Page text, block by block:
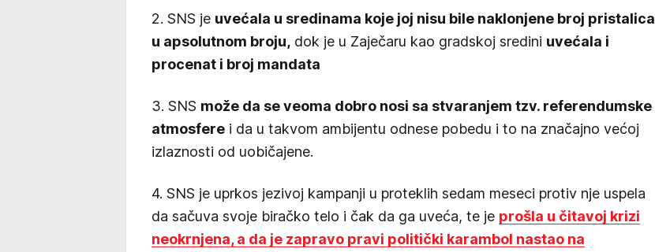
2. SNS je uvećala u sredinama koje joj nisu bile naklonjene broj pristalica
u apsolutnom broju, dok je u Zaječaru kao gradskoj sredini uvećala i
procenat i broj mandata
3. SNS može da se veoma dobro nosi sa stvaranjem tzv. referendumske
atmosfere i da u takvom ambijentu odnese pobedu i to na značajno većoj
izlaznosti od uobičajene.
4. SNS je uprkos jezivoj kampanji u proteklih sedam meseci protiv nje uspela
da sačuva svoje biračko telo i čak da ga uveća, te je prošla u čitavoj krizi
neokrnjena, a da je zapravo pravi politički karambol nastao na